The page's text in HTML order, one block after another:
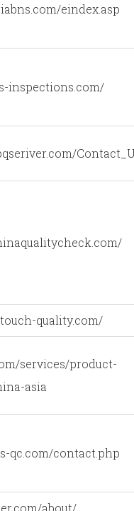
eindex.asp
inspections.com/
quality.com/
services/product-
asia
qc.com/contact.php
about/